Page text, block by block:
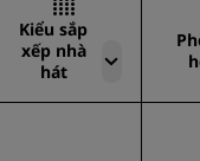
Kiểu sắp
xếp nhà
hát